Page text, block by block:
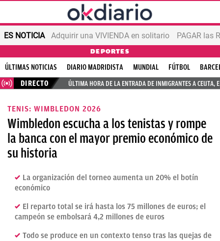
ES NOTICIA Adquirir una VIVIENDA en solitario PAGAR las
DEPORTES
ÚLTIMAS NOTICIAS DIARIO MADRIDISTA MUNDIAL FÚTBOL
DIRECTO
ÚLTIMA HORA DE LA ENTRADA DE INMIGRANTES A CEUTA,
TENIS: WIMBLEDON 2026
Wimbledon escucha a los tenistas y rompe
la banca con el mayor premio económico de
su historia
La organización del torneo aumenta un 20% el botín
económico
El reparto total se irá hasta los 75 millones de euros; el
campeón se embolsará 4,2 millones de euros
Todo se produce en un contexto tenso tras las quejas de